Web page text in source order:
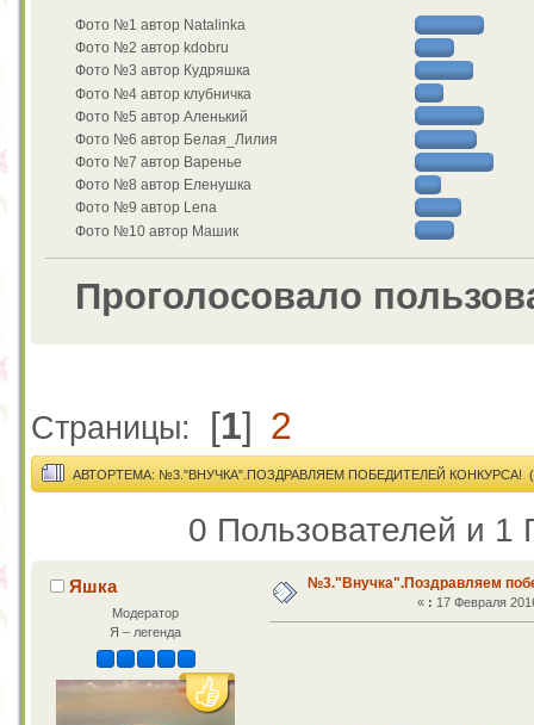
Фото №1 автор Natalinka
Фото №2 автор kdobru
Фото №3 автор Кудряшка
Фото №4 автор клубничка
Фото №5 автор Аленький
Фото №6 автор Белая_Лилия
Фото №7 автор Варенье
Фото №8 автор Еленушка
Фото №9 автор Lena
Фото №10 автор Машик
Проголосовало
Страницы: [1] 2
АВТОРТЕМА: №3."ВНУЧКА".ПОЗДРАВЛЯЕМ ПОБЕДИТЕЛЕЙ КОНКУРСА!
0 Пользователей и 1
Яшка
Модератор
Я – легенда
№3."Внучка".Поздравляем
« : 17 Февраля